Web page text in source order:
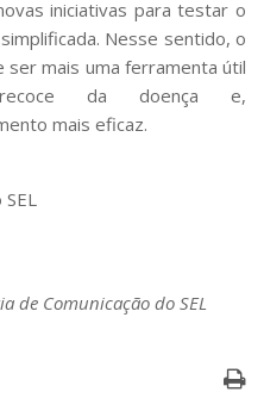
iniciativas para testar o
Nesse sentido, o
ser mais uma ferramenta útil
da doença e,
mais eficaz.
de Comunicação do SEL